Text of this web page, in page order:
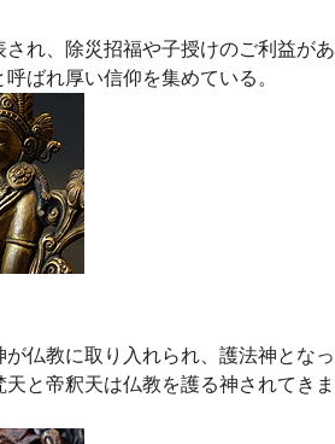
れ、除災招福や子授けのご利益があ
ばれ厚い信仰を集めている。
仏教に取り入れられ、護法神となっ
と帝釈天は仏教を護る神されてきま